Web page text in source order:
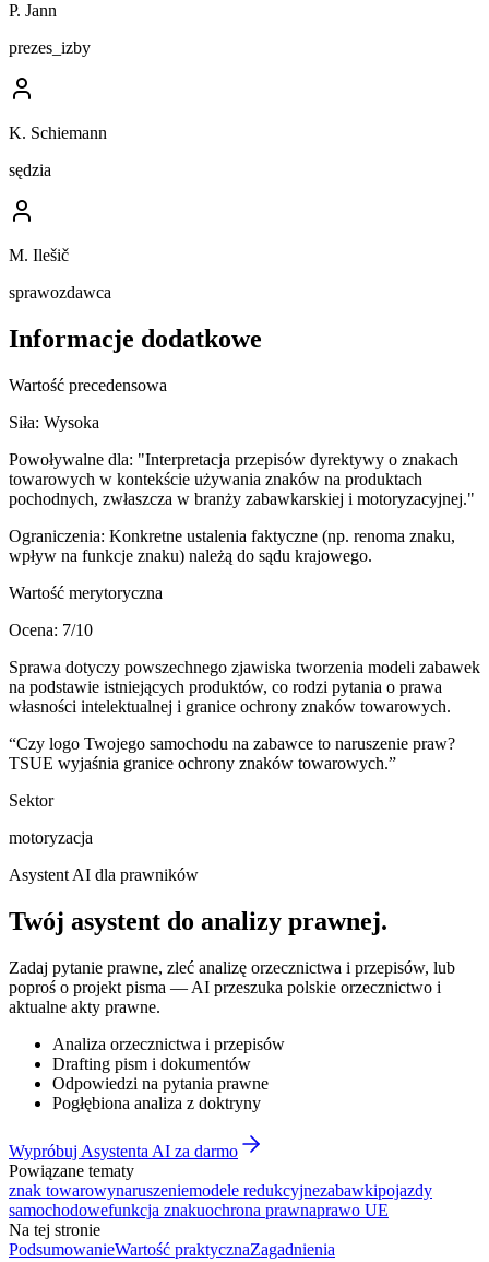
P. Jann
prezes_izby
K. Schiemann
sędzia
M. Ilešič
sprawozdawca
Informacje dodatkowe
Wartość precedensowa
Siła: Wysoka
Powoływalne dla: "Interpretacja przepisów dyrektywy o znakach
towarowych w kontekście używania znaków na produktach
pochodnych, zwłaszcza w branży zabawkarskiej i motoryzacyjnej."
Ograniczenia: Konkretne ustalenia faktyczne (np. renoma znaku,
wpływ na funkcje znaku) należą do sądu krajowego.
Wartość merytoryczna
Ocena: 7/10
Sprawa dotyczy powszechnego zjawiska tworzenia modeli zabawek
na podstawie istniejących produktów, co rodzi pytania o prawa
własności intelektualnej i granice ochrony znaków towarowych.
“Czy logo Twojego samochodu na zabawce to naruszenie praw?
TSUE wyjaśnia granice ochrony znaków towarowych.”
Sektor
motoryzacja
Asystent AI dla prawników
Twój asystent do analizy prawnej.
Zadaj pytanie prawne, zleć analizę orzecznictwa i przepisów, lub
poproś o projekt pisma — AI przeszuka polskie orzecznictwo i
aktualne akty prawne.
Analiza orzecznictwa i przepisów
Drafting pism i dokumentów
Odpowiedzi na pytania prawne
Pogłębiona analiza z doktryny
Wypróbuj Asystenta AI za darmo
Powiązane tematy
znak towarowynaruszeniemodele redukcyjnezabawkipojazdy
samochodowefunkcja znakuochrona prawnaprawo UE
Na tej stronie
PodsumowanieWartość praktycznaZagadnienia